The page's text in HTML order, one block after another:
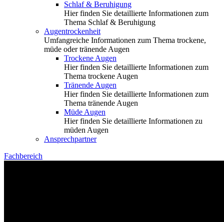
Schlaf & Beruhigung
Hier finden Sie detaillierte Informationen zum
Thema Schlaf & Beruhigung
Augentrockenheit
Umfangreiche Informationen zum Thema trockene,
müde oder tränende Augen
Trockene Augen
Hier finden Sie detaillierte Informationen zum
Thema trockene Augen
Tränende Augen
Hier finden Sie detaillierte Informationen zum
Thema tränende Augen
Müde Augen
Hier finden Sie detaillierte Informationen zu
müden Augen
Ansprechpartner
Fachbereich